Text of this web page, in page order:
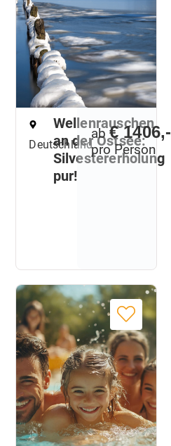
Deutschland
Wellenrauschen
an der Ostsee:
Silvestererholung
pur!
ab€ 1406,-
pro Person